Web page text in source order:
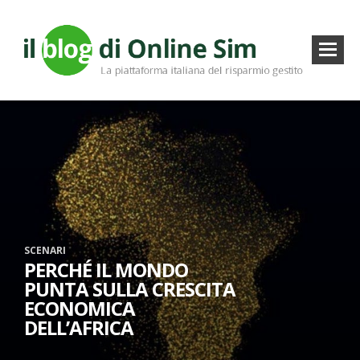
SCENARI
PERCHÉ IL MONDO
PUNTA SULLA CRESCITA
ECONOMICA
DELL’AFRICA